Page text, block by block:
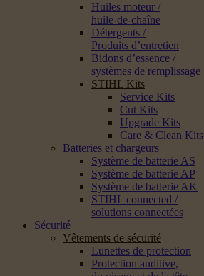
Huiles moteur /
huile-de-chaîne
Détergents /
Produits d’entretien
Bidons d’essence /
systèmes de remplissage
STIHL Kits
Service Kits
Cut Kits
Upgrade Kits
Care & Clean Kits
Batteries et chargeurs
Système de batterie AS
Système de batterie AP
Système de batterie AK
STIHL connected /
solutions connectées
Sécurité
Vêtements de sécurité
Lunettes de protection
Protection auditive,